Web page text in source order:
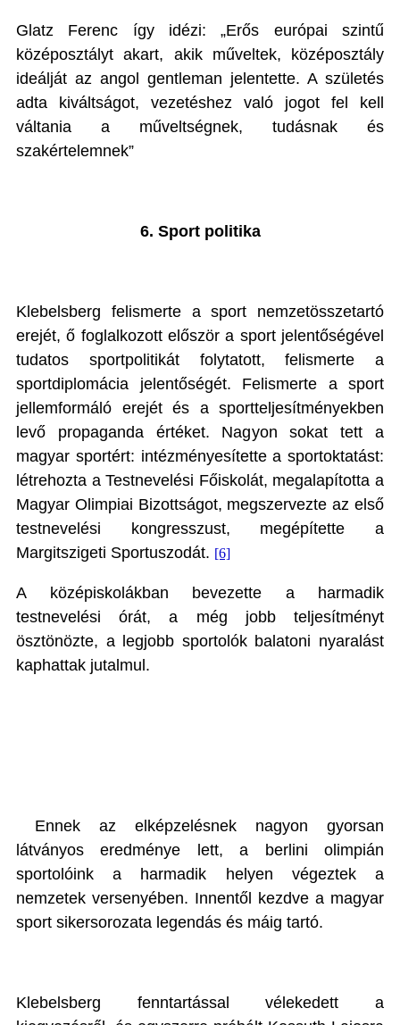
Glatz Ferenc így idézi: „Erős európai szintű
középosztályt akart, akik műveltek, középosztály
ideálját az angol gentleman jelentette. A születés
adta kiváltságot, vezetéshez való jogot fel kell
váltania a műveltségnek, tudásnak és
szakértelemnek”
6. Sport politika
Klebelsberg felismerte a sport nemzetösszetartó
erejét, ő foglalkozott először a sport jelentőségével
tudatos sportpolitikát folytatott, felismerte a
sportdiplomácia jelentőségét. Felismerte a sport
jellemformáló erejét és a sportteljesítményekben
levő propaganda értéket. Nagyon sokat tett a
magyar sportért: intézményesítette a sportoktatást:
létrehozta a Testnevelési Főiskolát, megalapította a
Magyar Olimpiai Bizottságot, megszervezte az első
testnevelési kongresszust, megépítette a
Margitszigeti Sportuszodát. [6]
A középiskolákban bevezette a harmadik
testnevelési órát, a még jobb teljesítményt
ösztönözte, a legjobb sportolók balatoni nyaralást
kaphattak jutalmul.
Ennek az elképzelésnek nagyon gyorsan
látványos eredménye lett, a berlini olimpián
sportolóink a harmadik helyen végeztek a
nemzetek versenyében. Innentől kezdve a magyar
sport sikersorozata legendás és máig tartó.
Klebelsberg fenntartással vélekedett a